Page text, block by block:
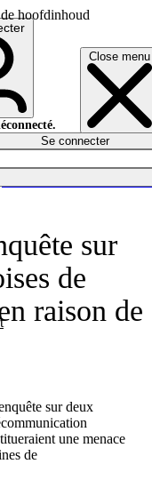
hoofdinhoud
Close menu
Se connecter
sur
de
raison de
sur deux
une menace
de